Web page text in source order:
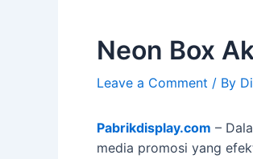
Neon Box
Leave a Comment / By
Pabrikdisplay.com –
media promosi yang